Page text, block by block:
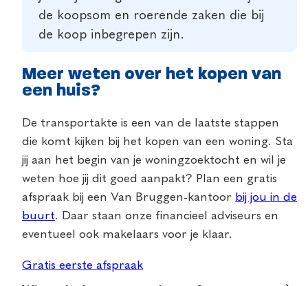
de koopsom en roerende zaken die bij
de koop inbegrepen zijn.
Meer weten over het kopen van
een huis?
De transportakte is een van de laatste stappen
die komt kijken bij het kopen van een woning. Sta
jij aan het begin van je woningzoektocht en wil je
weten hoe jij dit goed aanpakt? Plan een gratis
afspraak bij een Van Bruggen-kantoor bij jou in de
buurt. Daar staan onze financieel adviseurs en
eventueel ook makelaars voor je klaar.
Gratis eerste afspraak